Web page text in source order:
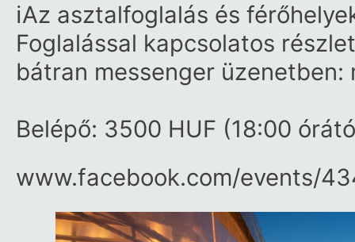
ℹAz asztalfoglalás és
Foglalással kapcsolatos
bátran messenger üzenetben:
Belépő: 3500 HUF (18:00
www.facebook.com/​events/​